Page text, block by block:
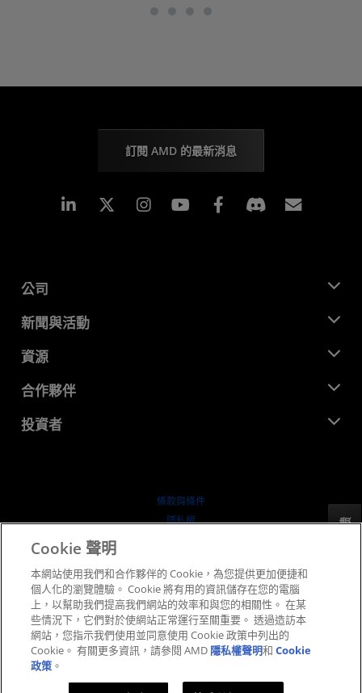
反馈
訂閱 AMD 的最新消息
Linkedin Instagram Facebook
公司
關於 AMD
企業責任
招聘
聯絡我們
新聞與活動
新聞室
媒體庫
資源
開發者中心
案例研究
合作夥伴
AMD 合作夥伴中心
投資者
行情走勢
條款與條件
隱私權
公平公開競爭
英國稅務策略
Cookie 政策
Cookie 設定
Cookie 聲明
本網站使用我們和合作夥伴的 Cookie，為您提供更加便捷和
個人化的瀏覽體驗。 Cookie 將有用的資訊儲存在您的電腦
上，以幫助我們提高我們網站的效率和與您的相關性。 在某
些情況下，它們對於使網站正常運行至關重要。 透過造訪本
網站，您指示我們使用並同意使用 Cookie 政策中列出的
Cookie。 有關更多資訊，請參閱 AMD 隱私權聲明和Cookie
政策 。